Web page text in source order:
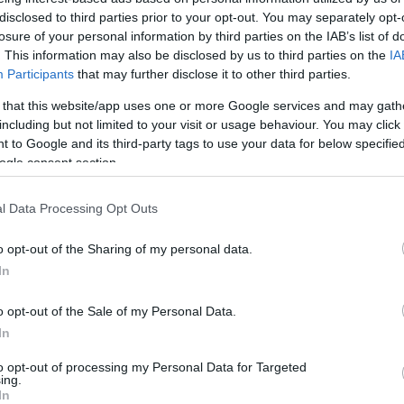
to third parties prior to your opt-out. You may separately
of your personal information by third parties on the IAB’s list of
This information may also be disclosed by us to third parties on the
Participants that may further disclose it to other third parties.
that this website/app uses one or more Google services and may
but not limited to your visit or usage behaviour. You may
to Google and its third-party tags to use your data for below
consent section.
Data Processing Opt Outs
opt-out of the Sharing of my personal data.
opt-out of the Sale of my Personal Data.
opt-out of processing my Personal Data for Targeted
arra, hogy tényleg újrakezdhessék az
– nyilatkozta Topolánszky Ákos, a Magyar
pár évben 130 millió forint uniós pályázaton